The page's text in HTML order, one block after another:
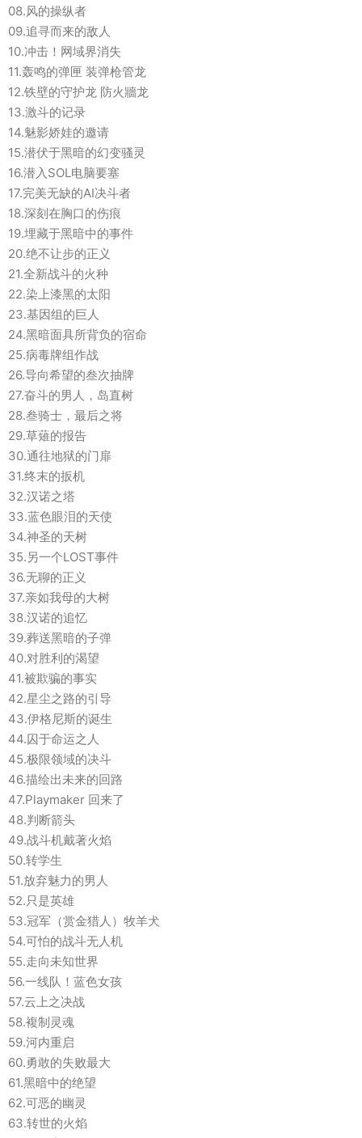
08.风的操纵者
09.追寻而来的敌人
10.冲击！网域界消失
11.轰鸣的弹匣 装弹枪管龙
12.铁壁的守护龙 防火牆龙
13.激斗的记录
14.魅影娇娃的邀请
15.潜伏于黑暗的幻变骚灵
16.潜入SOL电脑要塞
17.完美无缺的AI决斗者
18.深刻在胸口的伤痕
19.埋藏于黑暗中的事件
20.绝不让步的正义
21.全新战斗的火种
22.染上漆黑的太阳
23.基因组的巨人
24.黑暗面具所背负的宿命
25.病毒牌组作战
26.导向希望的叁次抽牌
27.奋斗的男人，岛直树
28.叁骑士，最后之将
29.草薙的报告
30.通往地狱的门扉
31.终末的扳机
32.汉诺之塔
33.蓝色眼泪的天使
34.神圣的天树
35.另一个LOST事件
36.无聊的正义
37.亲如我母的大树
38.汉诺的追忆
39.葬送黑暗的子弹
40.对胜利的渴望
41.被欺骗的事实
42.星尘之路的引导
43.伊格尼斯的诞生
44.囚于命运之人
45.极限领域的决斗
46.描绘出未来的回路
47.Playmaker 回来了
48.判断箭头
49.战斗机戴著火焰
50.转学生
51.放弃魅力的男人
52.只是英雄
53.冠军（赏金猎人）牧羊犬
54.可怕的战斗无人机
55.走向未知世界
56.一线队！蓝色女孩
57.云上之决战
58.複制灵魂
59.河内重启
60.勇敢的失败最大
61.黑暗中的绝望
62.可恶的幽灵
63.转世的火焰